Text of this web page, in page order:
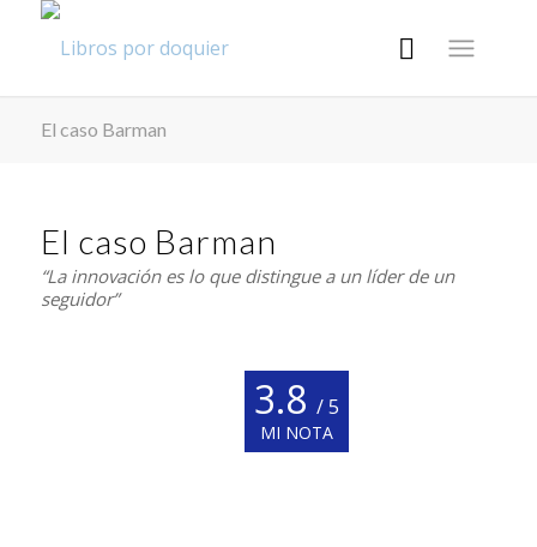
El caso Barman
El caso Barman
“La innovación es lo que distingue a un líder de un
seguidor”
3.8 / 5
MI NOTA